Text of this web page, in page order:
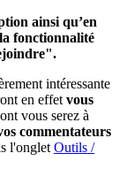
ainsi qu’en
fonctionnalité
intéressante
en effet vous
vous serez à
commentateurs
l'onglet Outils /